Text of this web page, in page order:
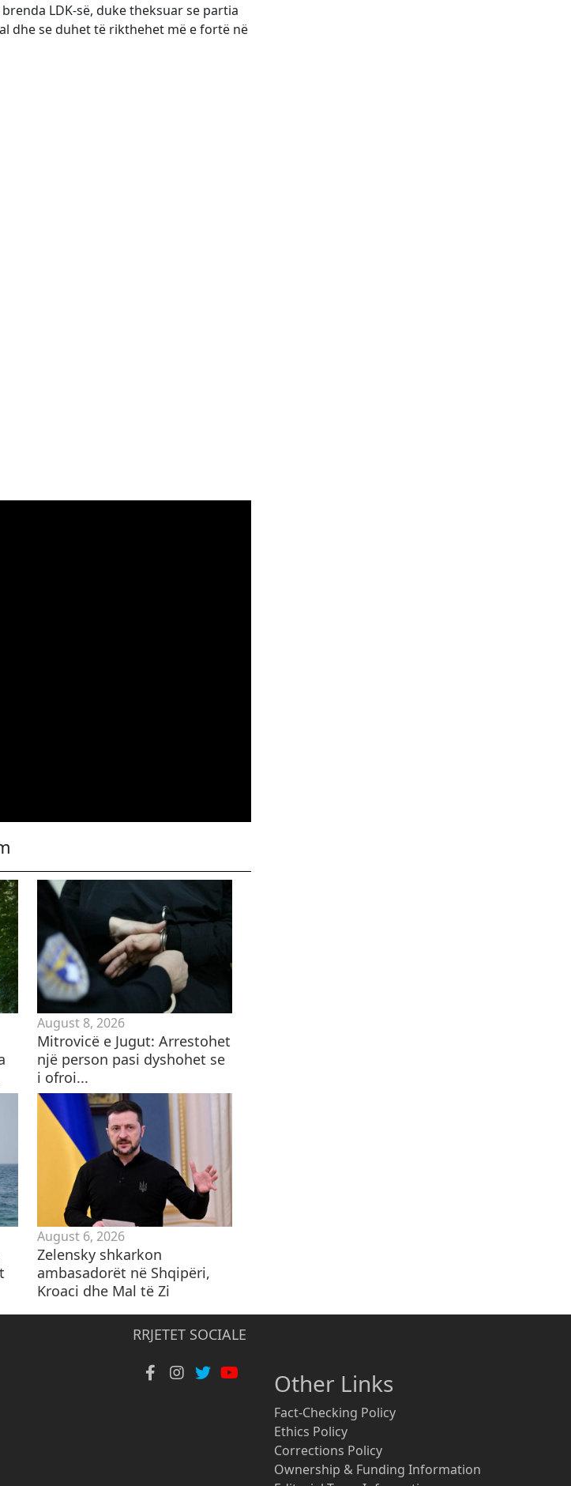
LDK-së, duke theksuar se partia
dhe se duhet të rikthehet më e fortë në
August 8, 2026
Mitrovicë e Jugut: Arrestohet
një person pasi dyshohet se
i ofroi...
August 6, 2026
Zelensky shkarkon
ambasadorët në Shqipëri,
Kroaci dhe Mal të Zi
RRJETET SOCIALE
Other Links
Fact-Checking Policy
Ethics Policy
Corrections Policy
Ownership & Funding Information